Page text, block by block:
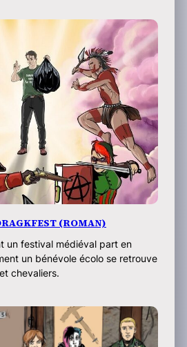
(ROMAN)
un festival médiéval part en
un bénévole écolo se retrouve
chevaliers.